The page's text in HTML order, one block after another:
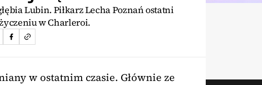
Lubin. Piłkarz Lecha Poznań ostatni
w Charleroi.
w ostatnim czasie. Głównie ze